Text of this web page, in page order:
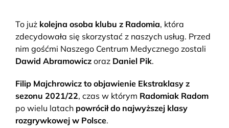
To już kolejna osoba klubu z Radomia, która
zdecydowała się skorzystać z naszych usług. Przed
nim gośćmi Naszego Centrum Medycznego zostali
Dawid Abramowiczoraz Daniel Pik.
Filip Majchrowicz to objawienie Ekstraklasy z
sezonu 2021/22, czas w którym Radomiak Radom
po wielu latach powrócił do najwyższej klasy
rozgrywkowej w Polsce.